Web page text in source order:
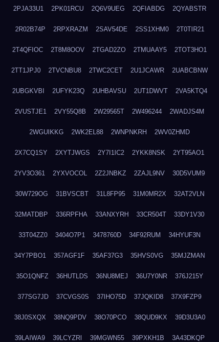
2PJA33U1 2PK01RCU 2Q6V9UEG 2QFIABDG 2QYABSTR
2R02B74P 2RPXRAZM 2SAV54DE 2SS1XHM0 2T0TIR21
2T4QFIOC 2T8M8OOV 2TGAD2ZO 2TMUAAY5 2TOT3HO1
2TT1JPJ0 2TVCNBU8 2TWC2CET 2U1JCAWR 2UABCBNW
2UBGKVBI 2UFYK23Q 2UHBAVSU 2UT1DWVT 2VA5KTQ4
2VUSTJE1 2VY55Q8B 2W29565T 2W496244 2WADJS4M
2WGUIKKG 2WK2EL88 2WNPNKRH 2WV0ZHMD
2X7CQ1SY 2XYTJWGS 2Y7I1IC2 2YKK8NSK 2YT95AO1
2YV3O361 2YXVOCOL 2Z2JNBKZ 2ZAJL9NV 30D5VUM9
30W729OG 31BVSCBT 31L8FP95 31M0MR2X 32AT2VLN
32MATDBP 336RPFHA 33ANXYRH 33CR504T 33DY1V30
33T04ZZ0 3404O7P1 3478760D 34F92RUM 34HYUF3N
34Y7PBO1 357AGF1F 35AF37G3 35HVS0VG 35MJZMAN
35O1QNFZ 36HUTLDS 36NU8MEJ 36U7Y0NR 376J215Y
377SG7JD 37CVGS0S 37IHO75D 37JQKID8 37X9FZP9
38J0SXQX 38NQ9PDV 38O70PCO 38QUD9KX 39D3U3A0
39LAIWA9 39LCYZRI 39MGWN55 39PXKH1B 3A43DKQP